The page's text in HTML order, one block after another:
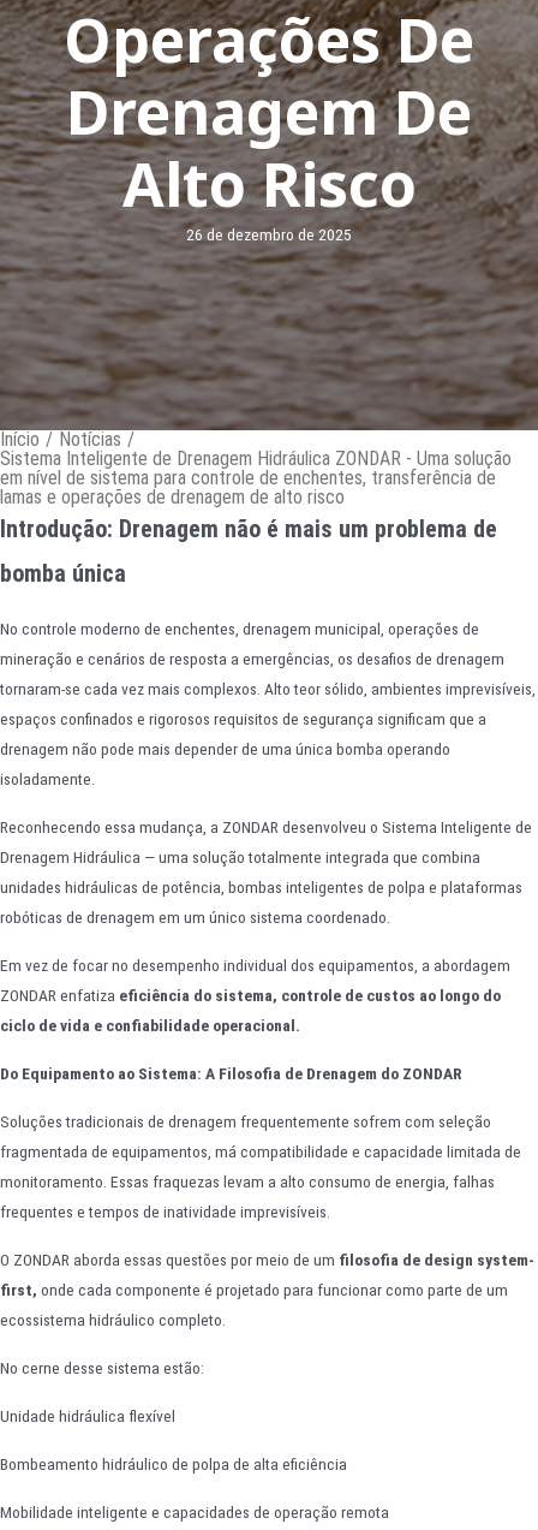
Operações De
Drenagem De
Alto Risco
26 de dezembro de 2025
Início / Notícias /
Sistema Inteligente de Drenagem Hidráulica ZONDAR - Uma solução
em nível de sistema para controle de enchentes, transferência de
lamas e operações de drenagem de alto risco
Introdução: Drenagem não é mais um problema de
bomba única
No controle moderno de enchentes, drenagem municipal, operações de
mineração e cenários de resposta a emergências, os desafios de drenagem
tornaram-se cada vez mais complexos. Alto teor sólido, ambientes imprevisíveis,
espaços confinados e rigorosos requisitos de segurança significam que a
drenagem não pode mais depender de uma única bomba operando
isoladamente.
Reconhecendo essa mudança, a ZONDAR desenvolveu o Sistema Inteligente de
Drenagem Hidráulica — uma solução totalmente integrada que combina
unidades hidráulicas de potência, bombas inteligentes de polpa e plataformas
robóticas de drenagem em um único sistema coordenado.
Em vez de focar no desempenho individual dos equipamentos, a abordagem
ZONDAR enfatiza eficiência do sistema, controle de custos ao longo do
ciclo de vida e confiabilidade operacional.
Do Equipamento ao Sistema: A Filosofia de Drenagem do ZONDAR
Soluções tradicionais de drenagem frequentemente sofrem com seleção
fragmentada de equipamentos, má compatibilidade e capacidade limitada de
monitoramento. Essas fraquezas levam a alto consumo de energia, falhas
frequentes e tempos de inatividade imprevisíveis.
O ZONDAR aborda essas questões por meio de um filosofia de design system-
first, onde cada componente é projetado para funcionar como parte de um
ecossistema hidráulico completo.
No cerne desse sistema estão:
Unidade hidráulica flexível
Bombeamento hidráulico de polpa de alta eficiência
Mobilidade inteligente e capacidades de operação remota